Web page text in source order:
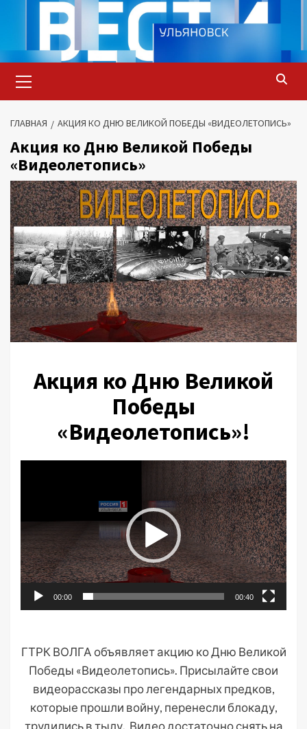
содержимому
меню
ГЛАВНАЯ АКЦИЯ КО ДНЮ ВЕЛИКОЙ ПОБЕДЫ «ВИДЕОЛЕТОПИСЬ»
Акция ко Дню Великой Победы
«Видеолетопись»
Акция ко Дню Великой
Победы
«Видеолетопись»!
Видеоплеер
00:00 00:40
ГТРК ВОЛГА объявляет акцию ко Дню Великой
Победы «Видеолетопись». Присылайте свои
видеорассказы про легендарных предков,
которые прошли войну, перенесли блокаду,
трудились в тылу. Видео достаточно снять на